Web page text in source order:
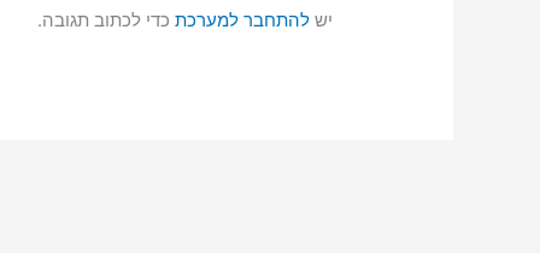
ישלהתחבר למערכת כדי לכתוב תגובה.